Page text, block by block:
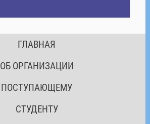
ГЛАВНАЯ
ОБ ОРГАНИЗАЦИИ
ПОСТУПАЮЩЕМУ
СТУДЕНТУ